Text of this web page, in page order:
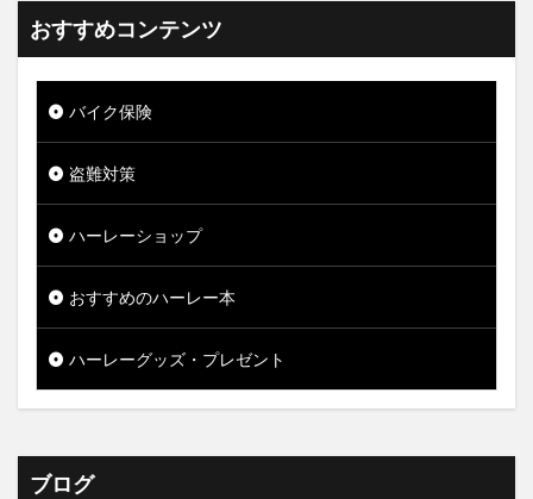
おすすめコンテンツ
バイク保険
盗難対策
ハーレーショップ
おすすめのハーレー本
ハーレーグッズ・プレゼント
ブログ